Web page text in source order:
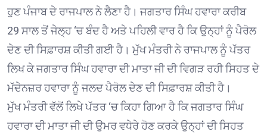
ਹੁਣ ਪੰਜਾਬ ਦੇ ਰਾਜਪਾਲ ਨੇ ਲੈਣਾ ਹੈ। ਜਗਤਾਰ ਸਿੰਘ ਹਵਾਰਾ ਕਰੀਬ
29 ਸਾਲ ਤੋਂ ਜੇਲ੍ਹ ‘ਚ ਬੰਦ ਹੈ ਅਤੇ ਪਹਿਲੀ ਵਾਰ ਹੈ ਕਿ ਉਨ੍ਹਾਂ ਨੂੰ ਪੈਰੋਲ
ਦੇਣ ਦੀ ਸਿਫ਼ਾਰਸ਼ ਕੀਤੀ ਗਈ ਹੈ। ਮੁੱਖ ਮੰਤਰੀ ਨੇ ਰਾਜਪਾਲ ਨੂੰ ਪੱਤਰ
ਲਿਖ ਕੇ ਜਗਤਾਰ ਸਿੰਘ ਹਵਾਰਾ ਦੀ ਮਾਤਾ ਜੀ ਦੀ ਵਿਗੜ ਰਹੀ ਸਿਹਤ ਦੇ
ਮੱਦੇਨਜ਼ਰ ਹਵਾਰਾ ਨੂੰ ਜਲਦ ਪੈਰੋਲ ਦੇਣ ਦੀ ਸਿਫ਼ਾਰਸ਼ ਕੀਤੀ ਹੈ।
ਮੁੱਖ ਮੰਤਰੀ ਵੱਲੋਂ ਲਿਖੇ ਪੱਤਰ ‘ਚ ਕਿਹਾ ਗਿਆ ਹੈ ਕਿ ਜਗਤਾਰ ਸਿੰਘ
ਹਵਾਰਾ ਦੀ ਮਾਤਾ ਜੀ ਦੀ ਉਮਰ ਵਧੇਰੇ ਹੋਣ ਕਰਕੇ ਉਨ੍ਹਾਂ ਦੀ ਸਿਹਤ